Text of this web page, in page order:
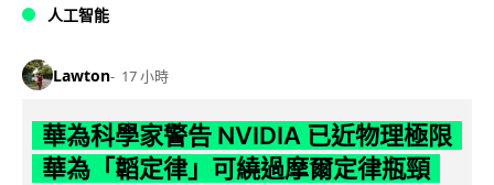
人工智能
Lawton 17 小時
華為科學家警告 NVIDIA 已近物理極限
華為「韜定律」可繞過摩爾定律瓶頸